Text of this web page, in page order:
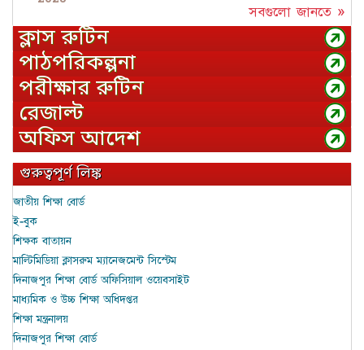
সবগুলো জানতে »
ক্লাস রুটিন
পাঠপরিকল্পনা
পরীক্ষার রুটিন
রেজাল্ট
অফিস আদেশ
গুরুত্বপূর্ণ লিঙ্ক
জাতীয় শিক্ষা বোর্ড
ই-বুক
শিক্ষক বাতায়ন
মাল্টিমিডিয়া ক্লাসরুম ম্যানেজমেন্ট সিস্টেম
দিনাজপুর শিক্ষা বোর্ড অফিসিয়াল ওয়েবসাইট
মাধ্যমিক ও উচ্চ শিক্ষা অধিদপ্তর
শিক্ষা মন্ত্রনালয়
দিনাজপুর শিক্ষা বোর্ড